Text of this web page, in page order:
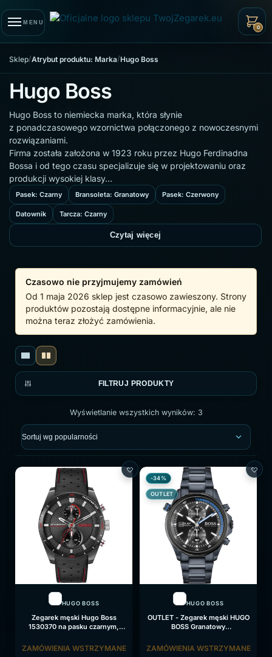
MENU
0
Sklep/Atrybut produktu: Marka/Hugo Boss
Hugo Boss
Hugo Boss to niemiecka marka, która słynie
z ponadczasowego wzornictwa połączonego z nowoczesnymi
rozwiązaniami.
Firma została założona w 1923 roku przez Hugo Ferdinadna
Bossa i od tego czasu specjalizuje się w projektowaniu oraz
produkcji wysokiej klasy…
Pasek: Czarny Bransoleta: Granatowy Pasek: Czerwony
Datownik Tarcza: Czarny
Czytaj więcej
Czasowo nie przyjmujemy zamówień
Od 1 maja 2026 sklep jest czasowo zawieszony. Strony
produktów pozostają dostępne informacyjnie, ale nie
można teraz złożyć zamówienia.
FILTRUJ PRODUKTY
Wyświetlanie wszystkich wyników: 3
HUGO BOSS
Zegarek męski Hugo Boss
1530370 na pasku czarnym,
ZAMÓWIENIA WSTRZYMANE
-34%
OUTLET
HUGO BOSS
OUTLET - Zegarek męski HUGO
BOSS Granatowy
bransolecie granatowej, czarna
ZAMÓWIENIA WSTRZYMANE